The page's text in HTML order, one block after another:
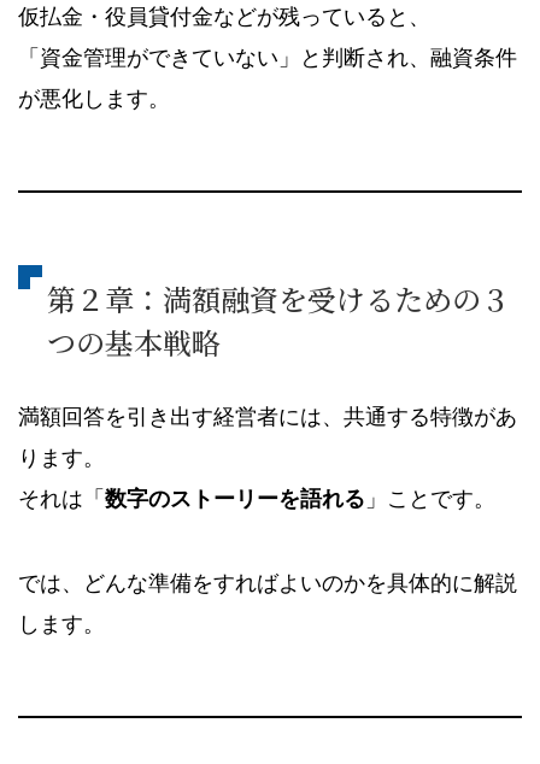
仮払金・役員貸付金などが残っていると、
「資金管理ができていない」と判断され、融資条件
が悪化します。
第２章：満額融資を受けるための３
つの基本戦略
満額回答を引き出す経営者には、共通する特徴があ
ります。
それは「数字のストーリーを語れる 」ことです。
では、どんな準備をすればよいのかを具体的に解説
します。